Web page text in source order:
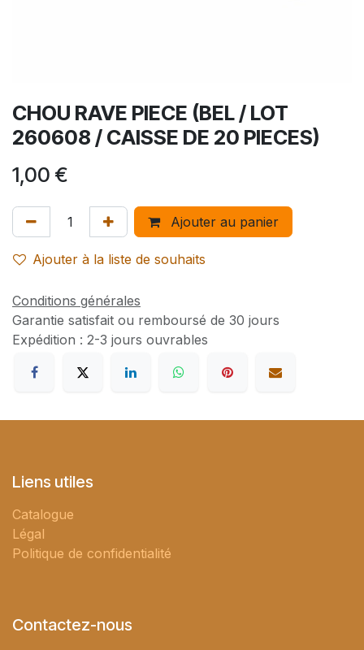
CHOU RAVE PIECE (BEL / LOT
260608 / CAISSE DE 20 PIECES)
1,00 €
Ajouter au panier
Ajouter à la liste de souhaits
Conditions générales
Garantie satisfait ou remboursé de 30 jours
Expédition : 2-3 jours ouvrables
Liens utiles
Catalogue
Légal
Politique de confidentialité
Contactez-nous